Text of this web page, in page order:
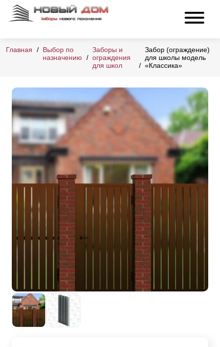
Главная
Выбор по
назначению
Заборы и
ограждения
для школ
Забор (ограждение)
для школы модель
«Классика»